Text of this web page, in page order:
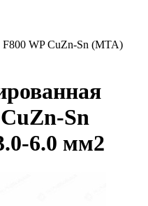
WP CuZn-Sn (MTA)
Sn
6.0 мм2